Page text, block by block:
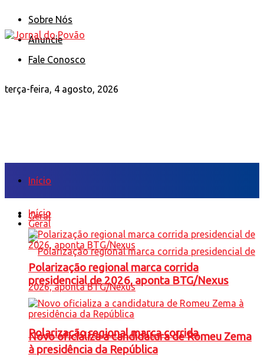
Sobre Nós
Anuncie
Fale Conosco
terça-feira, 4 agosto, 2026
Início
Geral
Polarização regional marca corrida
Início
Geral
Polarização regional marca corrida
presidencial de 2026, aponta BTG/Nexus
Novo oficializa a candidatura de Romeu Zema
à presidência da República